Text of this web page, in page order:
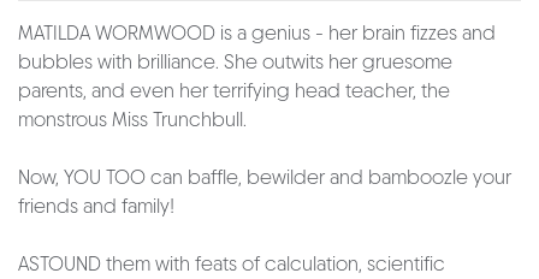
MATILDA WORMWOOD is a genius - her brain fizzes and
bubbles with brilliance. She outwits her gruesome
parents, and even her terrifying head teacher, the
monstrous Miss Trunchbull.
Now, YOU TOO can baffle, bewilder and bamboozle your
friends and family!
ASTOUND them with feats of calculation, scientific